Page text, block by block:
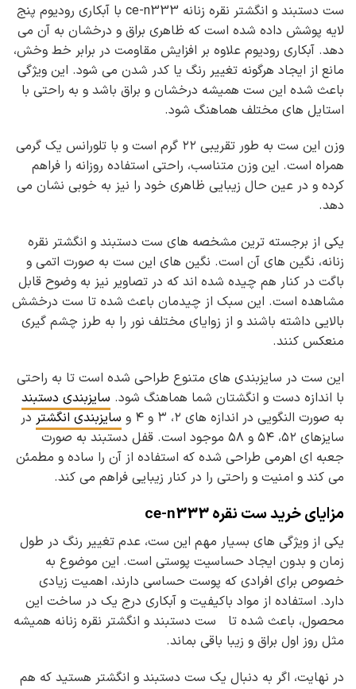
ست دستبند و انگشتر نقره زنانه ce-n333 با آبکاری رودیوم پنج
لایه پوشش داده شده است که ظاهری براق و درخشان به آن می
دهد. آبکاری رودیوم علاوه بر افزایش مقاومت در برابر خط وخش،
مانع از ایجاد هرگونه تغییر رنگ یا کدر شدن می شود. این ویژگی
باعث شده این ست همیشه درخشان و براق باشد و به راحتی با
استایل های مختلف هماهنگ شود.
وزن این ست به طور تقریبی ۲۲ گرم است و با تلورانس یک گرمی
همراه است. این وزن متناسب، راحتی استفاده روزانه را فراهم
کرده و در عین حال زیبایی ظاهری خود را نیز به خوبی نشان می
دهد.
یکی از برجسته ترین مشخصه های ست دستبند و انگشتر نقره
زنانه، نگین های آن است. نگین های این ست به صورت اتمی و
باگت در کنار هم چیده شده اند که در تصاویر نیز به وضوح قابل
مشاهده است. این سبک از چیدمان باعث شده تا ست درخشش
بالایی داشته باشند و از زوایای مختلف نور را به طرز چشم گیری
منعکس کنند.
این ست در سایزبندی های متنوع طراحی شده است تا به راحتی
با اندازه دست و انگشتان شما هماهنگ شود. سایزبندی دستبند
به صورت النگویی در اندازه های ۲، ۳ و ۴ و
سایزبندی انگشتر در
سایزهای ۵۲، ۵۴ و ۵۸ موجود است. قفل دستبند به صورت
جعبه ای اهرمی طراحی شده که استفاده از آن را ساده و مطمئن
می کند و امنیت و راحتی را در کنار زیبایی فراهم می کند.
مزایای خرید ست نقره ce-n333
یکی از ویژگی های بسیار مهم این ست، عدم تغییر رنگ در طول
زمان و بدون ایجاد حساسیت پوستی است. این موضوع به
خصوص برای افرادی که پوست حساسی دارند، اهمیت زیادی
دارد. استفاده از مواد باکیفیت و آبکاری درج یک در ساخت این
محصول، باعث شده تا ست دستبند و انگشتر نقره زنانه همیشه
مثل روز اول براق و زیبا باقی بماند.
در نهایت، اگر به دنبال یک ست دستبند و انگشتر هستید که هم